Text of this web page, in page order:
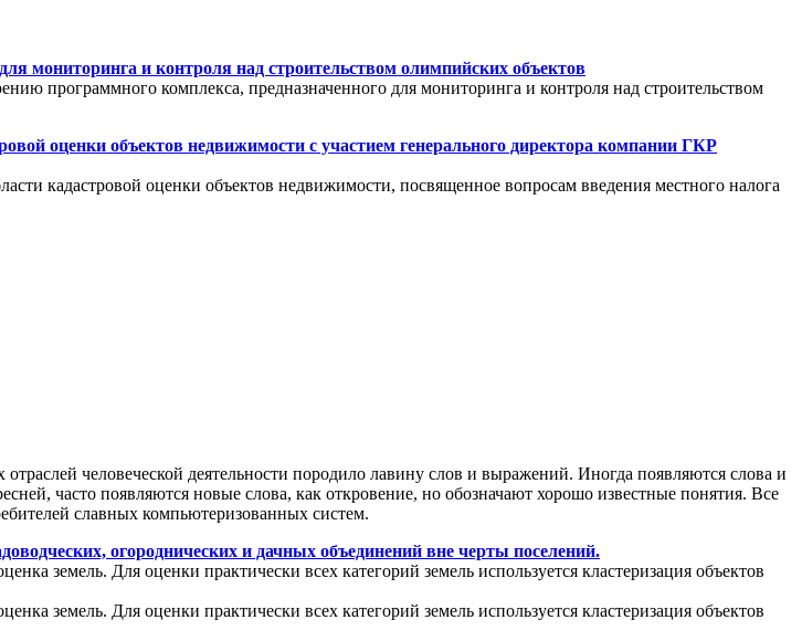
мониторинга и контроля над строительством олимпийских объектов
программного комплекса, предназначенного для мониторинга и контроля над строительством
оценки объектов недвижимости с участием генерального директора компании ГКР
кадастровой оценки объектов недвижимости, посвященное вопросам введения местного налога
человеческой деятельности породило лавину слов и выражений. Иногда появляются слова и
часто появляются новые слова, как откровение, но обозначают хорошо известные понятия. Все
славных компьютеризованных систем.
огороднических и дачных объединений вне черты поселений.
земель. Для оценки практически всех категорий земель используется кластеризация объектов
земель. Для оценки практически всех категорий земель используется кластеризация объектов